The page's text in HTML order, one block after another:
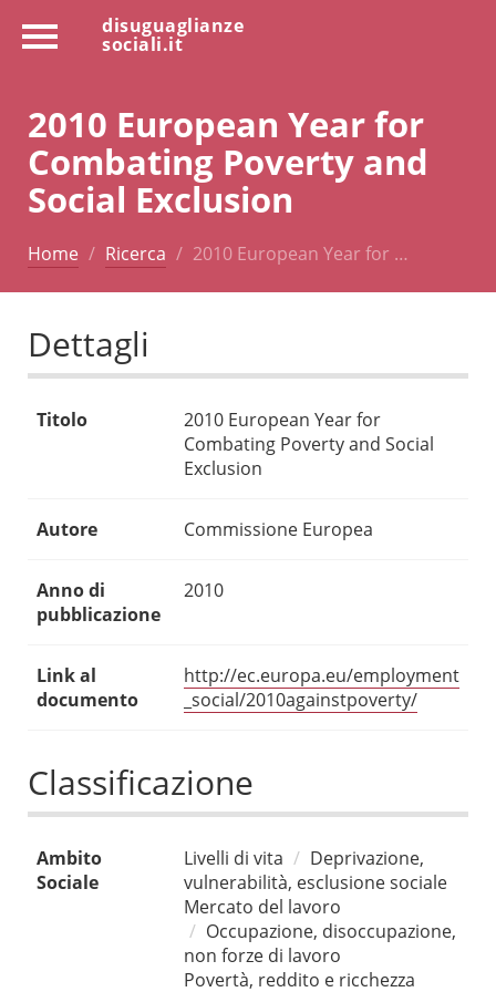
disuguaglianze
sociali.it
2010 European Year for
Combating Poverty and
Social Exclusion
Home Ricerca 2010 European Year for …
Dettagli
Titolo
2010 European Year for
Combating Poverty and Social
Exclusion
Autore Commissione Europea
Anno di
pubblicazione
2010
Link al
documento
http://ec.europa.eu/employment
_social/2010againstpoverty/
Classificazione
Ambito
Sociale
Livelli di vita
Deprivazione,
vulnerabilità, esclusione sociale
Mercato del lavoro
Occupazione, disoccupazione,
non forze di lavoro
Povertà, reddito e ricchezza